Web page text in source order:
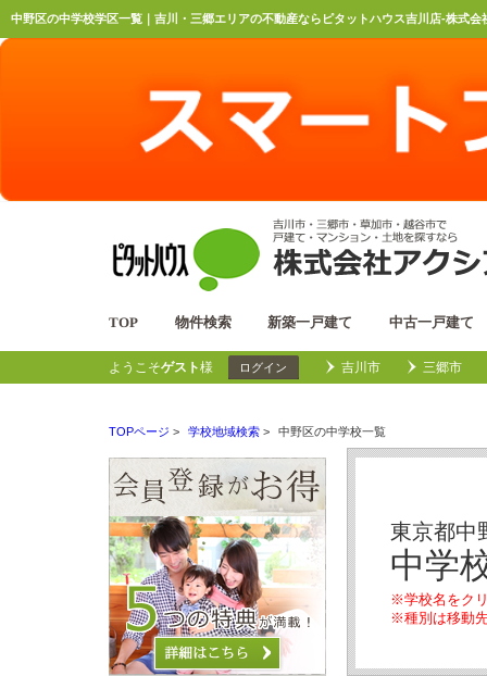
中野区の中学校学区一覧｜吉川・三郷エリアの不動産ならピタットハウス吉川店-株式会
TOP 物件検索 新築一戸建て 中古一戸建て
ようこそゲスト様 ログイン 吉川市 三郷市
TOPページ > 学校地域検索 > 中野区の中学校一覧
東京都中
中学
※学校名をク
※種別は移動